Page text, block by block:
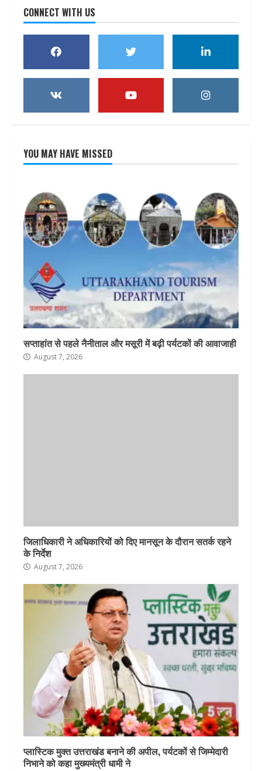
CONNECT WITH US
YOU MAY HAVE MISSED
सप्ताहांत से पहले नैनीताल और मसूरी में बढ़ी पर्यटकों की आवाजाही
August 7, 2026
जिलाधिकारी ने अधिकारियों को दिए मानसून के दौरान सतर्क रहने
के निर्देश
August 7, 2026
प्लास्टिक मुक्त उत्तराखंड बनाने की अपील, पर्यटकों से जिम्मेदारी
निभाने को कहा मुख्यमंत्री धामी ने